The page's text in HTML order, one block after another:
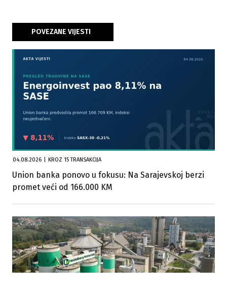
POVEZANE VIJESTI
04.08.2026 KROZ 15 TRANSAKCIJA
Union banka ponovo u fokusu: Na Sarajevskoj berzi
promet veći od 166.000 KM